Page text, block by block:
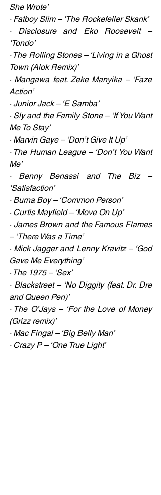
She Wrote’
· Fatboy Slim – ‘The Rockefeller Skank’
· Disclosure and Eko Roosevelt –
‘Tondo’
· The Rolling Stones – ‘Living in a Ghost
Town (Alok Remix)’
· Mangawa feat. Zeke Manyika – ‘Faze
Action’
· Junior Jack – ‘E Samba’
· Sly and the Family Stone – ‘If You Want
Me To Stay’
· Marvin Gaye – ‘Don’t Give It Up’
· The Human League – ‘Don’t You Want
Me’
· Benny Benassi and The Biz –
‘Satisfaction’
· Burna Boy – ‘Common Person’
· Curtis Mayfield – ‘Move On Up’
· James Brown and the Famous Flames
– ‘There Was a Time’
· Mick Jagger and Lenny Kravitz – ‘God
Gave Me Everything’
· The 1975 – ‘Sex’
· Blackstreet – ‘No Diggity (feat. Dr. Dre
and Queen Pen)’
· The O’Jays – ‘For the Love of Money
(Grizz remix)’
· Mac Fingal – ‘Big Belly Man’
· Crazy P – ‘One True Light’